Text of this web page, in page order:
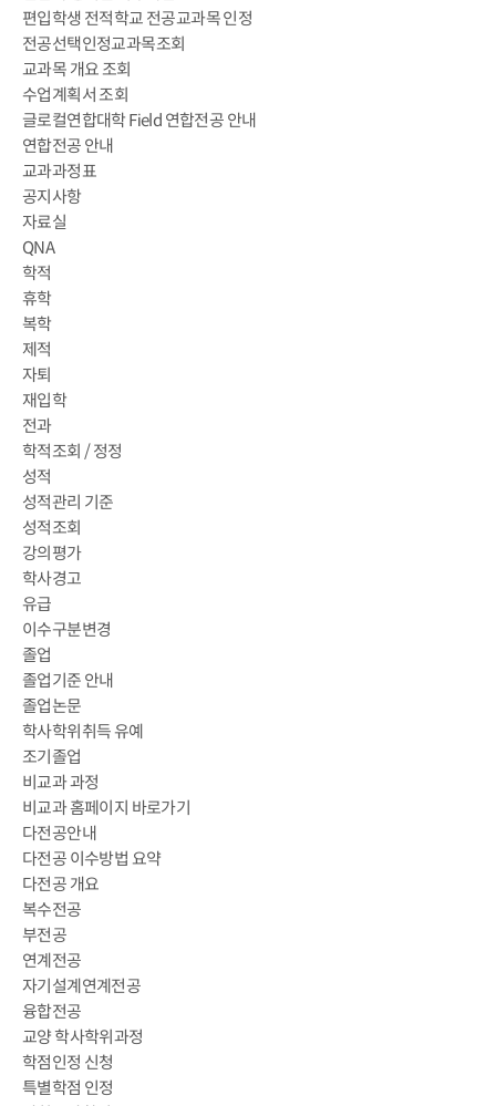
편입학생 전적학교 전공교과목 인정
전공선택인정교과목조회
교과목 개요 조회
수업계획서 조회
글로컬연합대학 Field 연합전공 안내
연합전공 안내
교과과정표
공지사항
자료실
QNA
학적
휴학
복학
제적
자퇴
재입학
전과
학적조회 / 정정
성적
성적관리 기준
성적조회
강의평가
학사경고
유급
이수구분변경
졸업
졸업기준 안내
졸업논문
학사학위취득 유예
조기졸업
비교과 과정
비교과 홈페이지 바로가기
다전공안내
다전공 이수방법 요약
다전공 개요
복수전공
부전공
연계전공
자기설계연계전공
융합전공
교양 학사학위과정
학점인정 신청
특별학점 인정